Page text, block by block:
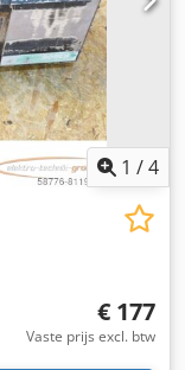
1 /4
€ 177
Vaste prijs excl. btw